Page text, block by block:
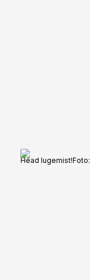
Head lugemist!Foto: